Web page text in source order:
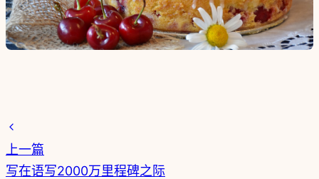
上一篇
写在语写2000万里程碑之际